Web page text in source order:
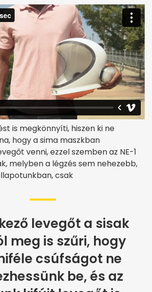
is megkönnyíti, hiszen ki ne
hogy a sima maszkban
venni, ezzel szemben az NE-1
melyben a légzés sem nehezebb,
csak
levegőt a sisak
meg is szűri, hogy
csúfságot ne
be, és az